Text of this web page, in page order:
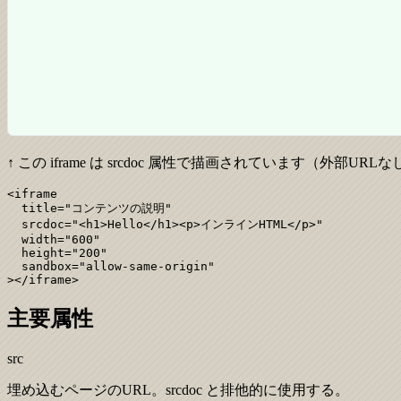
↑ この iframe は srcdoc 属性で描画されています（外部URLな
<iframe
  title="コンテンツの説明"
  srcdoc="<h1>Hello</h1><p>インラインHTML</p>"
  width="600"
  height="200"
  sandbox="allow-same-origin"
></iframe>
主要属性
src
埋め込むページのURL。srcdoc と排他的に使用する。